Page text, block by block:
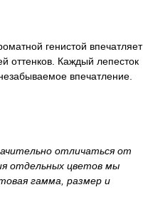
генистой впечатляет
оттенков. Каждый лепесток
впечатление.
отличаться от
отдельных цветов мы
гамма, размер и